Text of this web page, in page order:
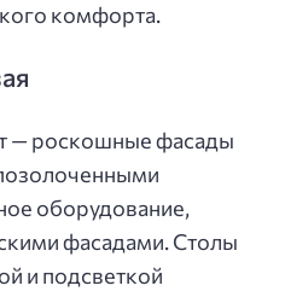
комфорта.
— роскошные фасады
оборудование,
фасадами. Столы
и подсветкой